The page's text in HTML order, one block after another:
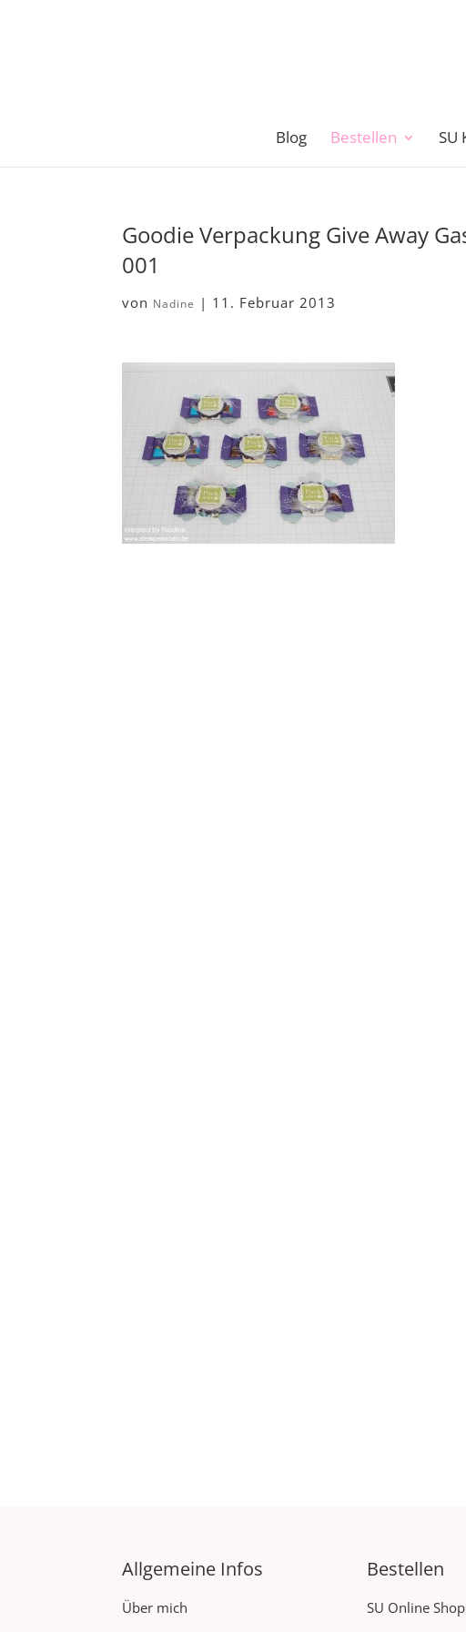
Blog Bestellen SU
Goodie Verpackung Give Away
001
von Nadine | 11. Februar 2013
Allgemeine Infos
Über mich
Bestellen
SU Online Shop